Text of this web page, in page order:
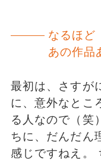
なるほど
あの作品
最初は、さすが
に、意外なとこ
る人なので（笑
ちに、だんだん
感じですねえ。